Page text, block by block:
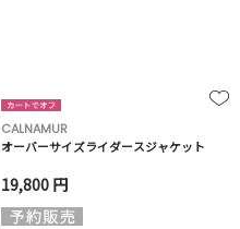
CALNAMUR
オーバーサイズライダースジャケット
19,800 円